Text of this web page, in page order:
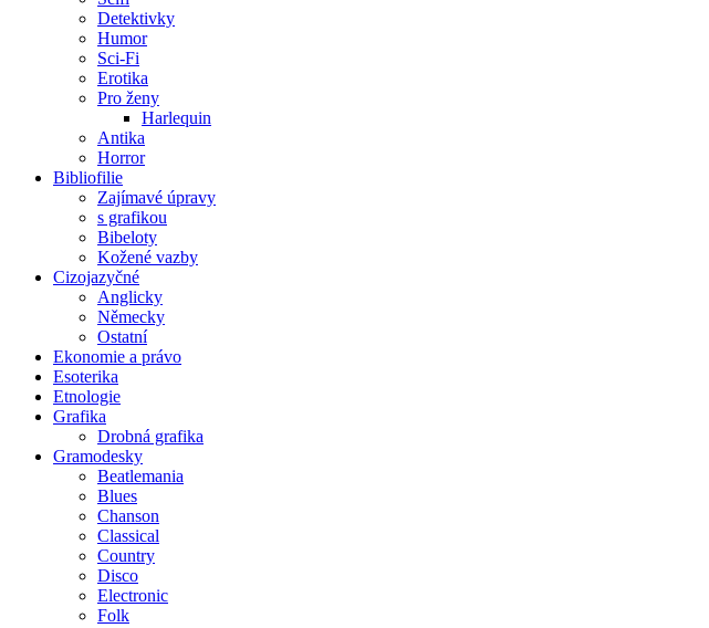
Detektivky
Humor
Sci-Fi
Erotika
Pro ženy
Harlequin
Antika
Horror
Bibliofilie
Zajímavé úpravy
s grafikou
Bibeloty
Kožené vazby
Cizojazyčné
Anglicky
Německy
Ostatní
Ekonomie a právo
Esoterika
Etnologie
Grafika
Drobná grafika
Gramodesky
Beatlemania
Blues
Chanson
Classical
Country
Disco
Electronic
Folk